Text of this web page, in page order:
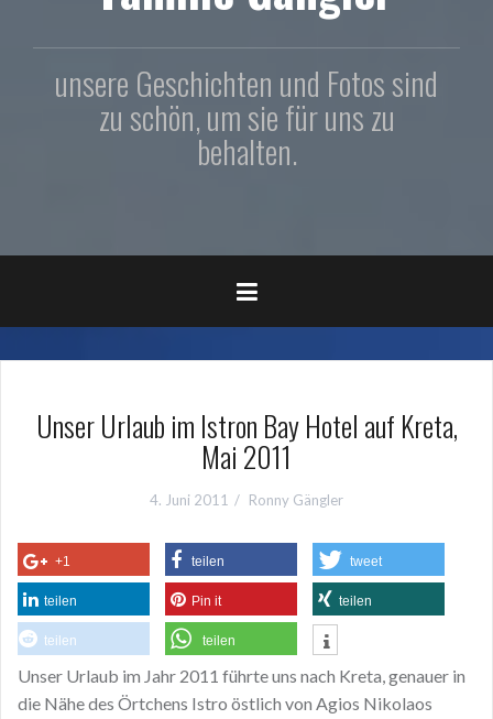
unsere Geschichten und Fotos sind
zu schön, um sie für uns zu
behalten.
Unser Urlaub im Istron Bay Hotel auf Kreta,
Mai 2011
4. Juni 2011 Ronny Gängler
+1 teilen tweet
teilen Pin it teilen
teilen teilen
Unser Urlaub im Jahr 2011 führte uns nach Kreta, genauer in
die Nähe des Örtchens Istro östlich von Agios Nikolaos